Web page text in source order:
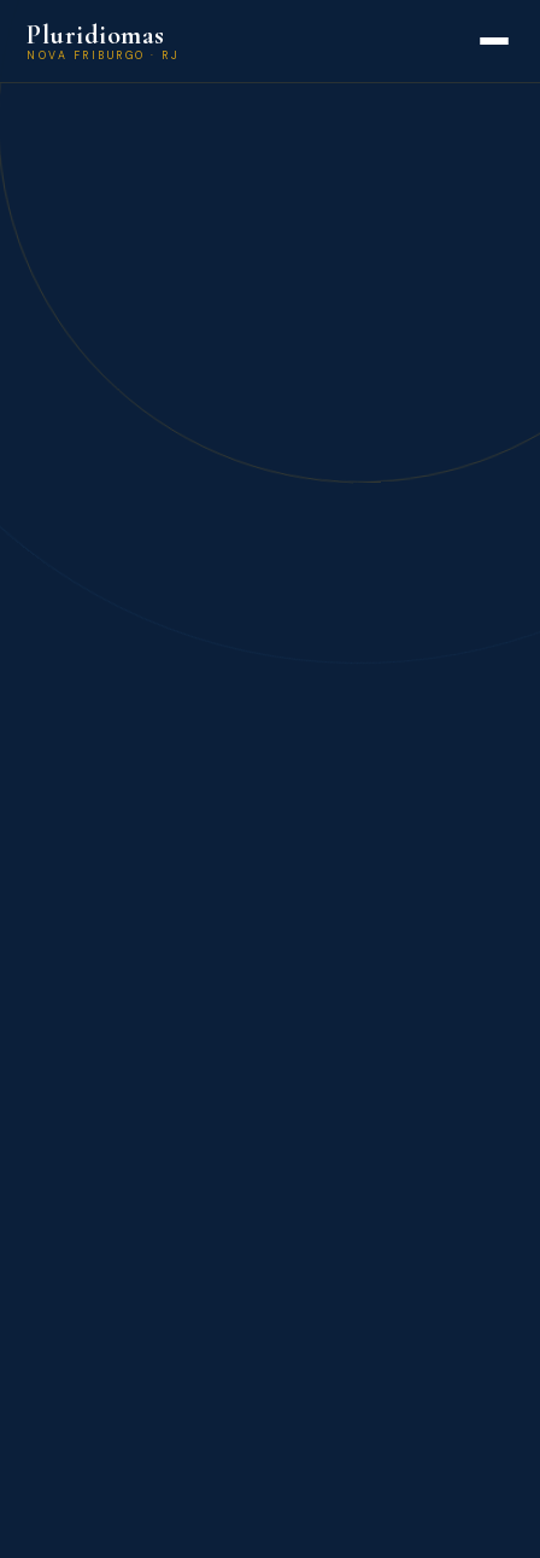
Pluridiomas
NOVA FRIBURGO · RJ